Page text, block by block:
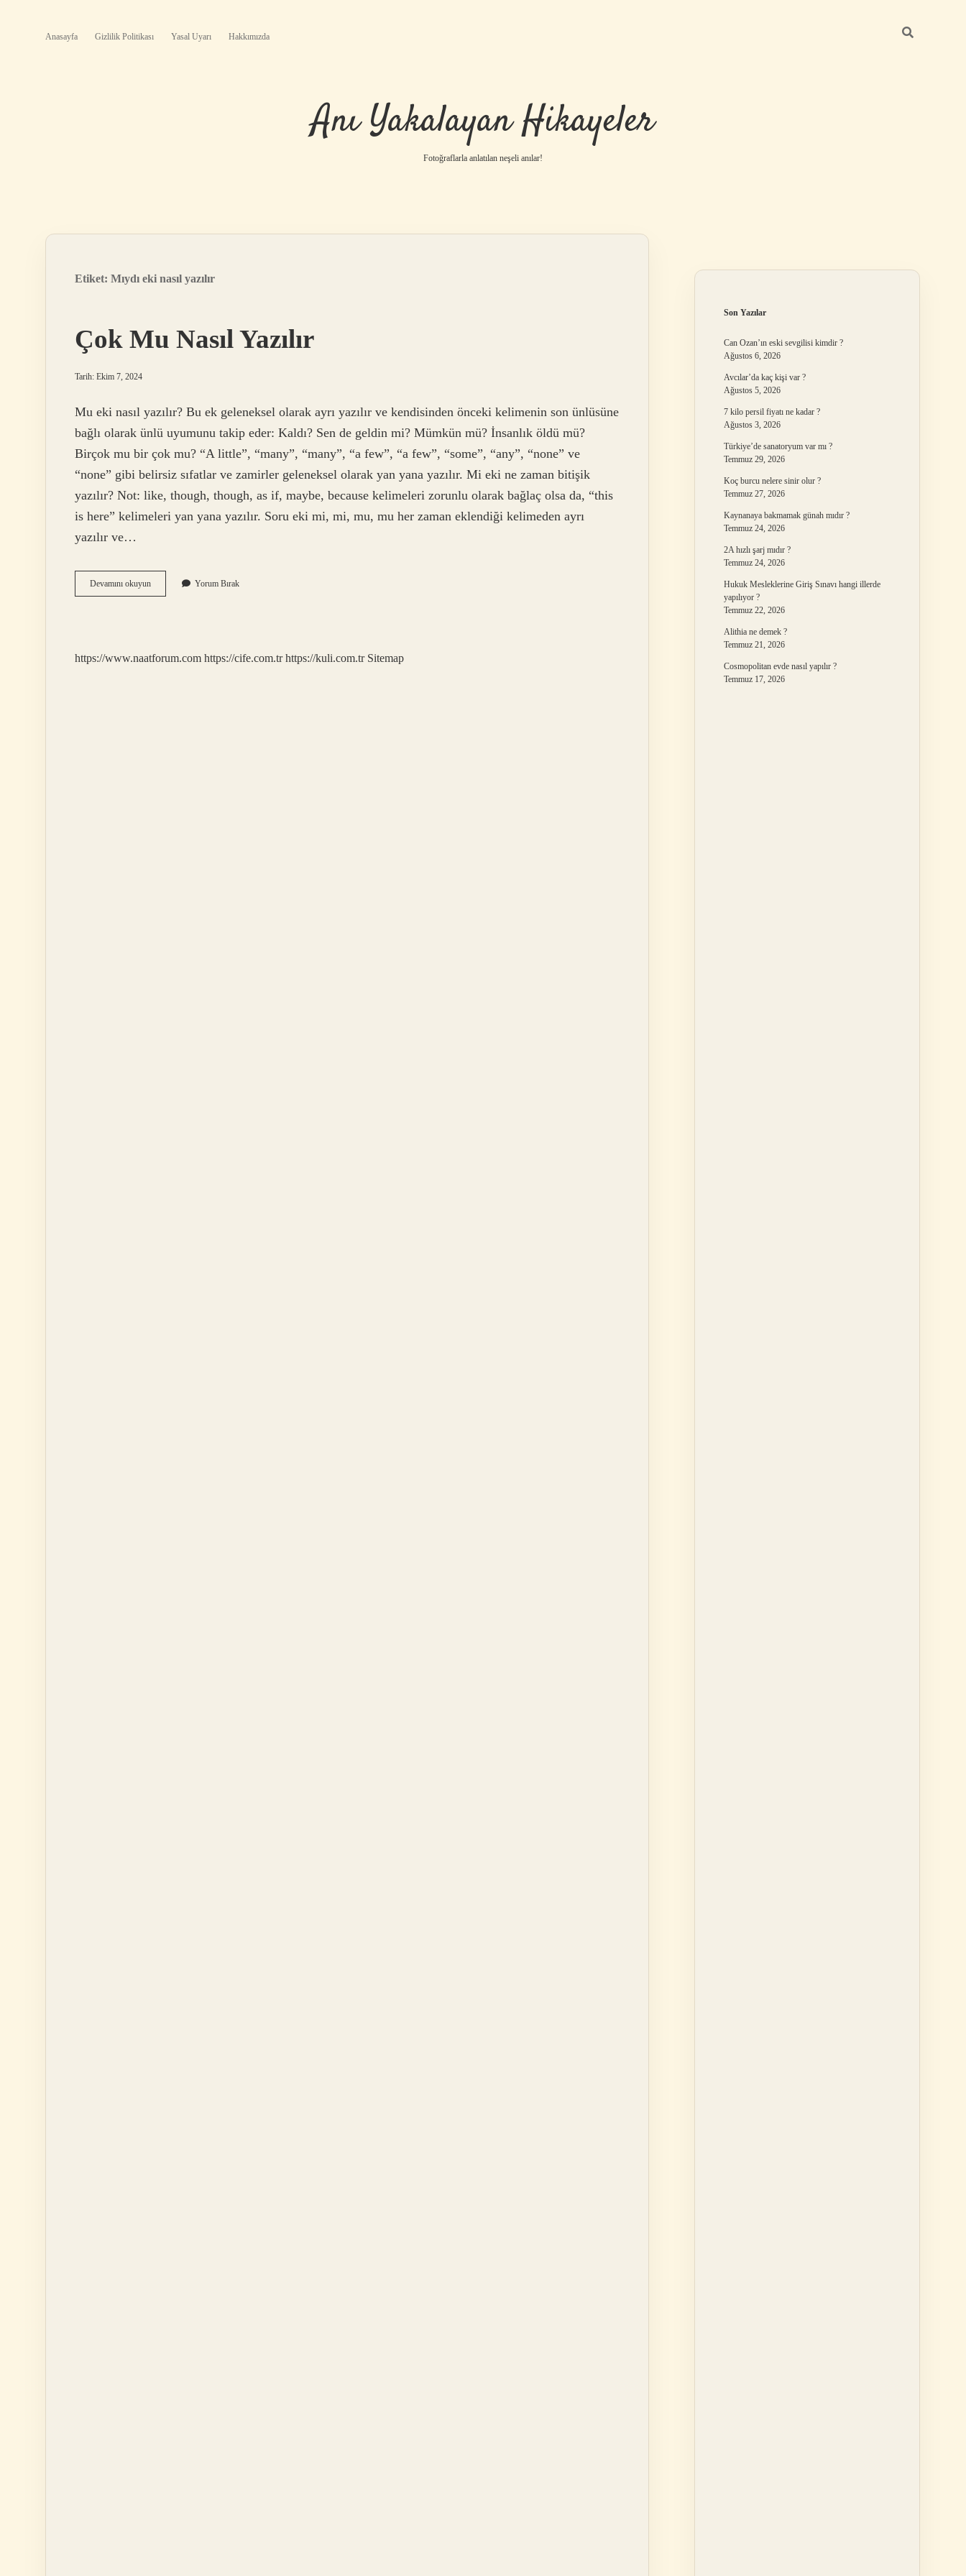
Anasayfa Gizlilik Politikası Yasal Uyarı Hakkımızda
Anı Yakalayan Hikayeler
Fotoğraflarla anlatılan neşeli anılar!
Etiket: Mıydı eki nasıl yazılır
Çok Mu Nasıl Yazılır
Tarih: Ekim 7, 2024
Mu eki nasıl yazılır? Bu ek geleneksel olarak ayrı yazılır ve kendisinden önceki kelimenin son ünlüsüne
bağlı olarak ünlü uyumunu takip eder: Kaldı? Sen de geldin mi? Mümkün mü? İnsanlık öldü mü?
Birçok mu bir çok mu? “A little”, “many”, “many”, “a few”, “a few”, “some”, “any”, “none” ve
“none” gibi belirsiz sıfatlar ve zamirler geleneksel olarak yan yana yazılır. Mi eki ne zaman bitişik
yazılır? Not: like, though, though, as if, maybe, because kelimeleri zorunlu olarak bağlaç olsa da, “this
is here” kelimeleri yan yana yazılır. Soru eki mi, mi, mu, mu her zaman eklendiği kelimeden ayrı
yazılır ve…
Devamını okuyunÇok
Mu
Yorum Bırak
https://www.naatforum.com https://cife.com.tr https://kuli.com.tr Sitemap
Son Yazılar
Can Ozan’ın eski sevgilisi kimdir ?
Ağustos 6, 2026
Avcılar’da kaç kişi var ?
Ağustos 5, 2026
7 kilo persil fiyatı ne kadar ?
Ağustos 3, 2026
Türkiye’de sanatoryum var mı ?
Temmuz 29, 2026
Koç burcu nelere sinir olur ?
Temmuz 27, 2026
Kaynanaya bakmamak günah mıdır ?
Temmuz 24, 2026
2A hızlı şarj mıdır ?
Temmuz 24, 2026
Hukuk Mesleklerine Giriş Sınavı hangi illerde
yapılıyor ?
Temmuz 22, 2026
Alithia ne demek ?
Temmuz 21, 2026
Cosmopolitan evde nasıl yapılır ?
Temmuz 17, 2026